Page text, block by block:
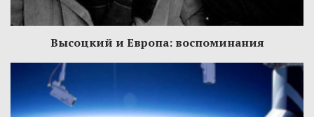
Высоцкий и Европа: воспоминания